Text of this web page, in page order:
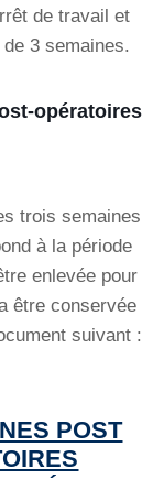
de travail et
3 semaines.
opératoires
trois semaines
à la période
enlevée pour
être conservée
suivant :
POST